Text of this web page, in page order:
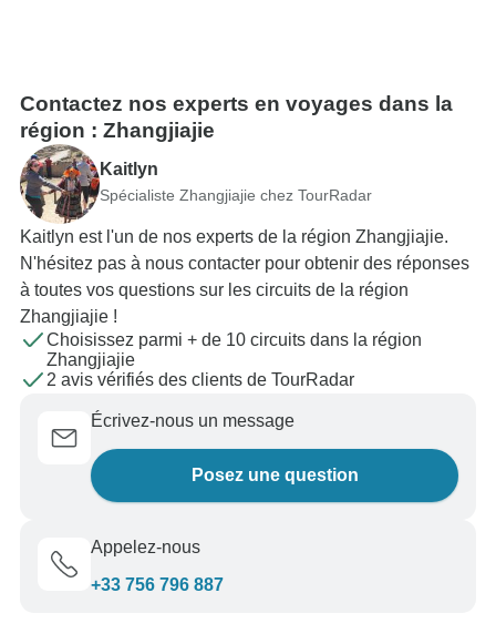
Contactez nos experts en voyages dans la
région : Zhangjiajie
Kaitlyn
Spécialiste Zhangjiajie chez TourRadar
Kaitlyn est l'un de nos experts de la région Zhangjiajie.
N'hésitez pas à nous contacter pour obtenir des réponses
à toutes vos questions sur les circuits de la région
Zhangjiajie !
Choisissez parmi + de 10 circuits dans la région
Zhangjiajie
2 avis vérifiés des clients de TourRadar
Écrivez-nous un message
Posez une question
Appelez-nous
+33 756 796 887